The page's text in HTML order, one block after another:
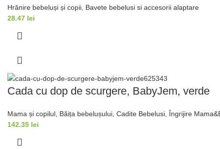
Hrănire bebeluși și copii Bavete bebelusi si accesorii alaptare
28.47 lei
Cada cu dop de scurgere, BabyJem, verde
Mama și copilul Băița bebelușului ,Cadite Bebelusi Îngrijire
142.35 lei